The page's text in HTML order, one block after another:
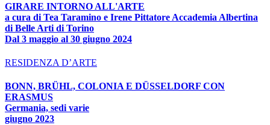
GIRARE INTORNO ALL'ARTE
a cura di Tea Taramino e Irene Pittatore Accademia Albertina
di Belle Arti di Torino
Dal 3 maggio al 30 giugno 2024
RESIDENZA D’ARTE
BONN, BRÜHL, COLONIA E DÜSSELDORF CON
ERASMUS
Germania, sedi varie
giugno 2023